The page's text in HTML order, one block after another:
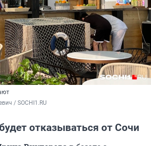
/ SOCHI1.RU
отказываться от Сочи